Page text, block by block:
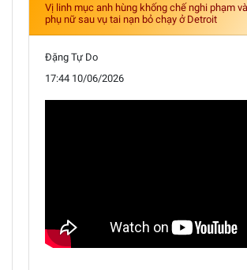
Vị linh mục anh hùng khống chế nghi phạm
phụ nữ sau vụ tai nạn bỏ chạy ở Detroit
Đặng Tự Do
17:44 10/06/2026